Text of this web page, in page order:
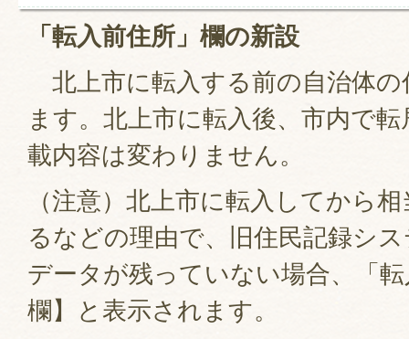
「転入前住所」欄の新設
北上市に転入する前の自治体
ます。北上市に転入後、市内で
載内容は変わりません。
（注意）北上市に転入してから
るなどの理由で、旧住民記録シ
データが残っていない場合、「
欄】と表示されます。